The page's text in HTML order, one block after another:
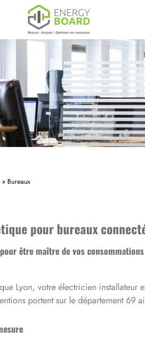
» Bureaux
pour bureaux
pour être maître de vos
Lyon, votre électricien installateur
portent sur le département 69